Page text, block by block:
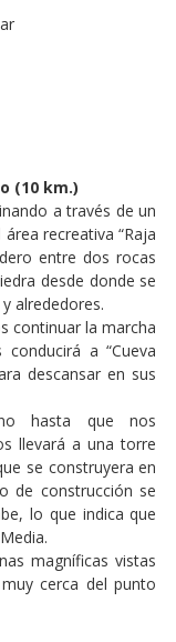
(10 km.)
a través de un
recreativa “Raja
entre dos rocas
desde donde se
alrededores.
continuar la marcha
a “Cueva
descansar en sus
hasta que nos
llevará a una torre
se construyera en
de construcción se
lo que indica que
magníficas vistas
cerca del punto